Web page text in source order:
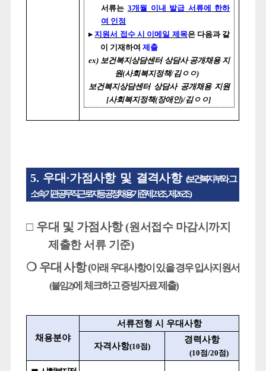
서류는 3개월 이내 발급 서류에 한하
여 인정
▸지원서 접수 시 이메일 제목은 다음과 같
이 기재하여 제출
ex) 보건복지상담센터 상담사 공개채용 지
원(사회복지정책/김ㅇㅇ)
보건복지상담센터 상담사 공개채용 지원
[사회복지정책(장애인)/김ㅇㅇ]
5. 우대·가점사항 및 결격사항(보건복지부와 그
소속기관 공무직근로자 등 공정채용 기준제 23조,제 26조)
□ 우대 및 가점사항(원서접수 마감시까지
제출한 서류 기준)
❍ 우대 사항(아래 우대사항이 있을 경우입사지원서
(붙임2)에 체크하고 증빙자료 제출)
채용분야
서류전형 시 우대사항
자격사항(10점)
경력사항
(10점 /20점 )